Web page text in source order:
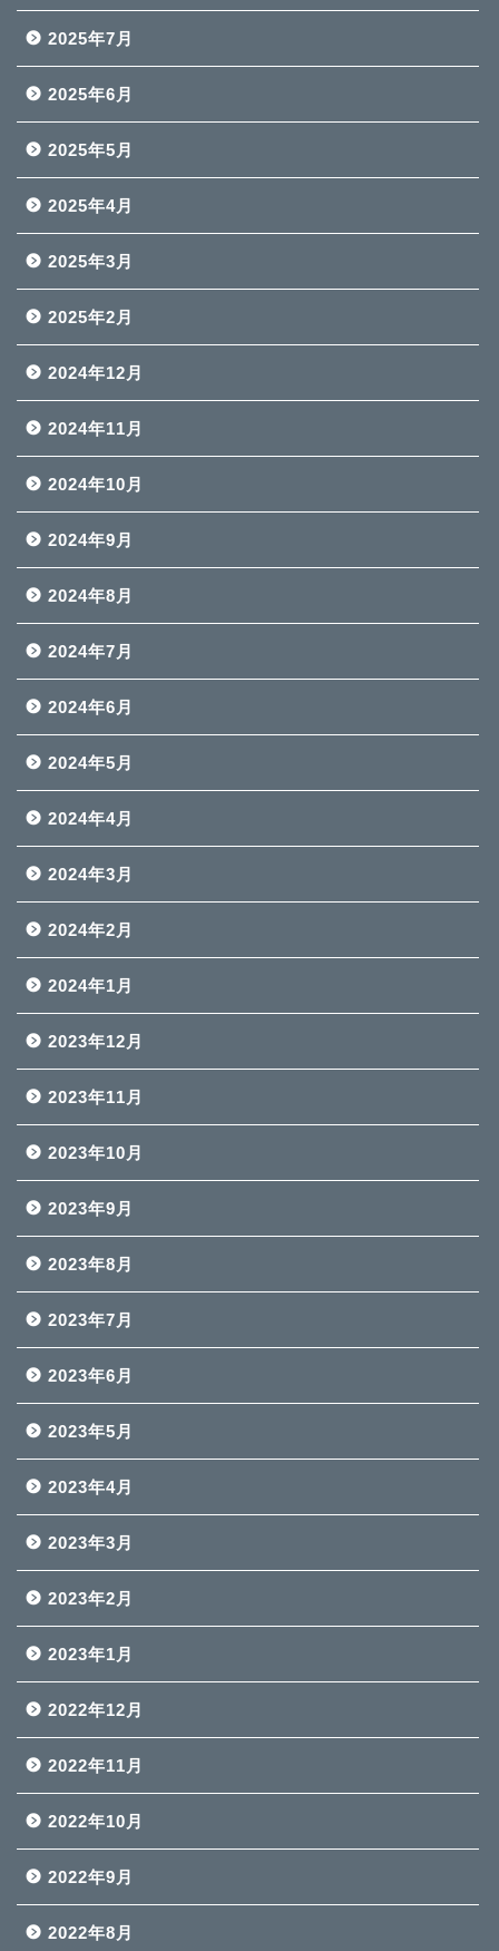
2025年7月
2025年6月
2025年5月
2025年4月
2025年3月
2025年2月
2024年12月
2024年11月
2024年10月
2024年9月
2024年8月
2024年7月
2024年6月
2024年5月
2024年4月
2024年3月
2024年2月
2024年1月
2023年12月
2023年11月
2023年10月
2023年9月
2023年8月
2023年7月
2023年6月
2023年5月
2023年4月
2023年3月
2023年2月
2023年1月
2022年12月
2022年11月
2022年10月
2022年9月
2022年8月